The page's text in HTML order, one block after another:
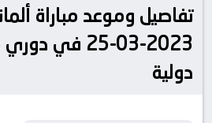
تفاصيل وموعد مباراة
2023-03-25 في
دولية